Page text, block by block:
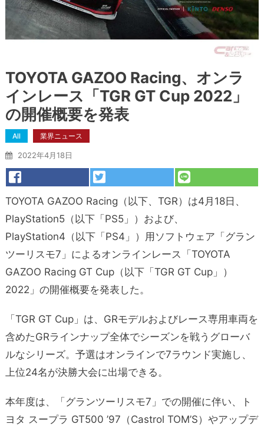
TOYOTA GAZOO Racing、オンラ
インレース「TGR GT Cup 2022」
の開催概要を発表
All 業界ニュース
2022年4月18日
TOYOTA GAZOO Racing（以下、TGR）は4月18日、
PlayStation5（以下「PS5」）および、
PlayStation4（以下「PS4」）用ソフトウェア「グラン
ツーリスモ7」によるオンラインレース「TOYOTA
GAZOO Racing GT Cup（以下「TGR GT Cup」）
2022」の開催概要を発表した。
「TGR GT Cup」は、GRモデルおよびレース専用車両を
含めたGRラインナップ全体でシーズンを戦うグローバ
ルなシリーズ。予選はオンラインで7ラウンド実施し、
上位24名が決勝大会に出場できる。
本年度は、「グランツーリスモ7」での開催に伴い、ト
ヨタ スープラ GT500 ’97（Castrol TOM’S）やアップデ